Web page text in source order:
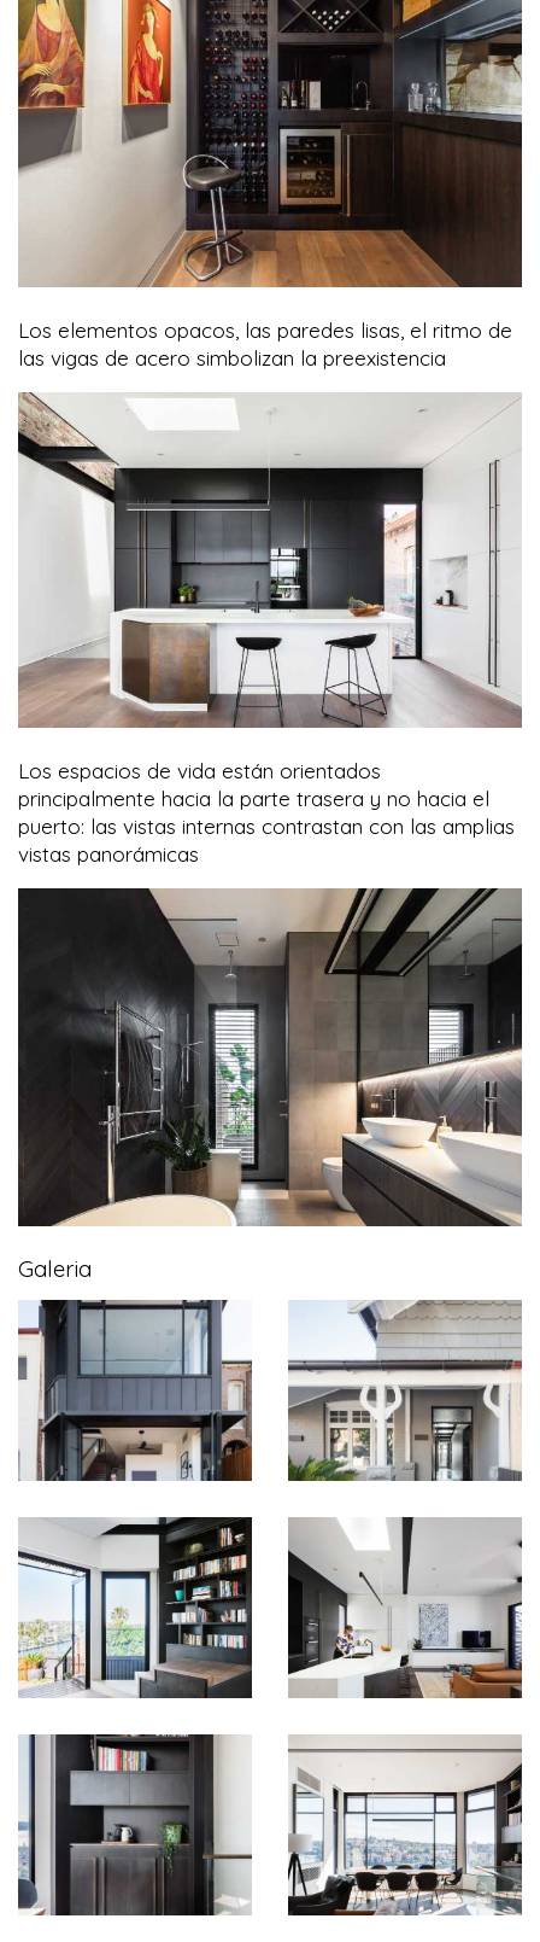
Los elementos opacos, las paredes lisas, el ritmo de
las vigas de acero simbolizan la preexistencia
Los espacios de vida están orientados
principalmente hacia la parte trasera y no hacia el
puerto: las vistas internas contrastan con las amplias
vistas panorámicas
Galeria